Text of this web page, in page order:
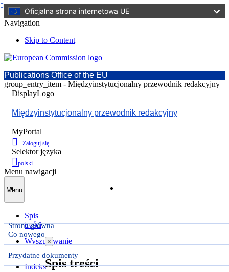
Oficjalna strona internetowa UE
Navigation
Skip to Content
Publications Office of the EU
group_entry_item - Międzyinstytucjonalny przewodnik redakcyjny
DisplayLogo
Międzyinstytucjonalny przewodnik redakcyjny
MyPortal
Zaloguj się
Selektor języka
polski
Menu nawigacji
Menu
Strona główna
Co nowego
Przydatne dokumenty
Spis
treści
Wyszukiwanie
Indeks
×
Spis treści